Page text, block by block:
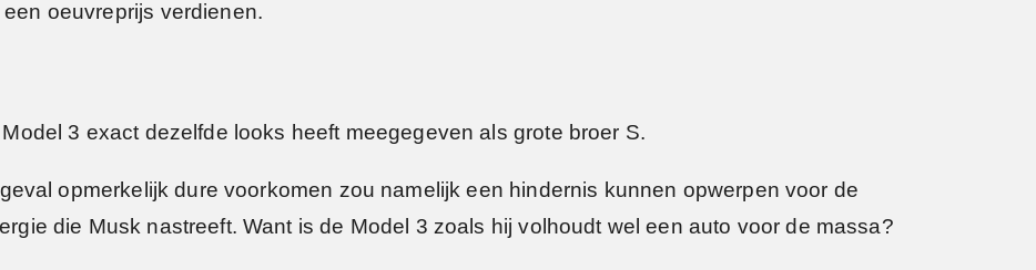
oeuvreprijs verdienen.
3 exact dezelfde looks heeft meegegeven als grote broer S.
opmerkelijk dure voorkomen zou namelijk een hindernis kunnen opwerpen voor de
die Musk nastreeft. Want is de Model 3 zoals hij volhoudt wel een auto voor de massa?